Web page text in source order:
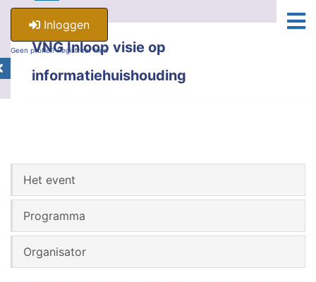
Inloggen
Geen profiel? Registreer hier.
VNG Inloop visie op
informatiehuishouding
Het event
Programma
Organisator